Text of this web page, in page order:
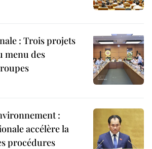
: Trois projets
menu des
:
accélère la
procédures